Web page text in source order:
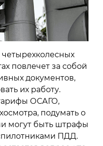
повлечет за собой
документов,
их работу.
ОСАГО,
подумать о
могут быть штрафы
ПДД.